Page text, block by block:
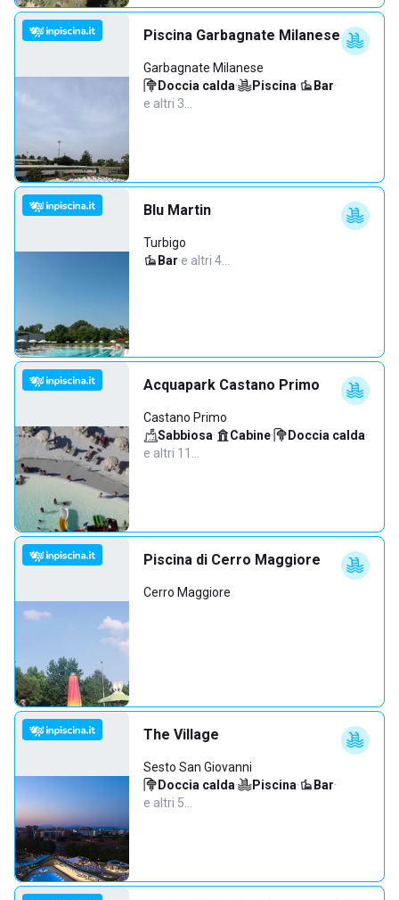
Piscina Garbagnate Milanese
Garbagnate Milanese
Doccia calda· Piscina· Bar·
e altri 3…
Blu Martin
Turbigo
Bar·e altri 4…
Acquapark Castano Primo
Castano Primo
Sabbiosa· Cabine· Doccia calda·
e altri 11…
Piscina di Cerro Maggiore
Cerro Maggiore
The Village
Sesto San Giovanni
Doccia calda· Piscina· Bar·
e altri 5…